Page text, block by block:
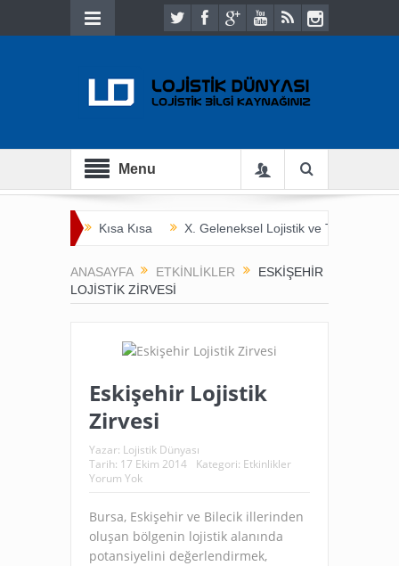
Menu
Kısa Kısa X. Geleneksel Lojistik ve Ticaret
İnsan Hayatını Kurtarmak Tarladan Çatala
ANASAYFA ETKINLIKLER
ESKIŞEHIR
LOJISTIK ZIRVESI
Eskişehir Lojistik
Zirvesi
Yazar: Lojistik Dünyası
Tarih: 17 Ekim 2014 Kategori: Etkinlikler
Yorum Yok
Bursa, Eskişehir ve Bilecik illerinden
oluşan bölgenin lojistik alanında
potansiyelini değerlendirmek,